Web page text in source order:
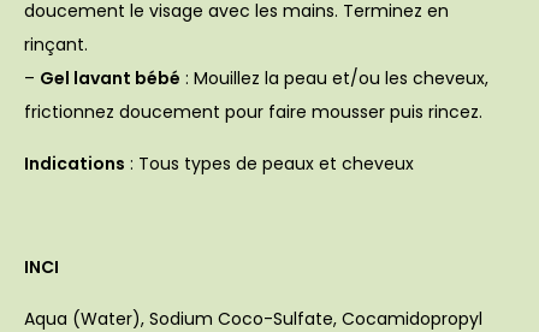
doucement le visage avec les mains. Terminez en
rinçant.
– Gel lavant bébé : Mouillez la peau et/ou les cheveux,
frictionnez doucement pour faire mousser puis rincez.
Indications : Tous types de peaux et cheveux
INCI
Aqua (Water), Sodium Coco-Sulfate, Cocamidopropyl